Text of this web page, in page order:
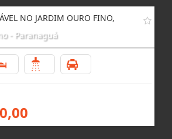
NO JARDIM OURO FINO,
- Paranaguá